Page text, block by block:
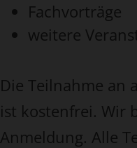
Fachvorträge
weitere
Die Teilnahme an
ist kostenfrei. Wir
Anmeldung. Alle